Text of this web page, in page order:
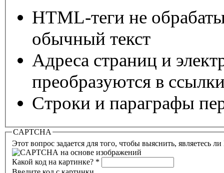
HTML-теги не
обычный текст
Адреса страниц и
преобразуются в
Строки и параграфы
CAPTCHA
Этот вопрос задается для того, чтобы выяснить, являетесь
Какой код на картинке? *